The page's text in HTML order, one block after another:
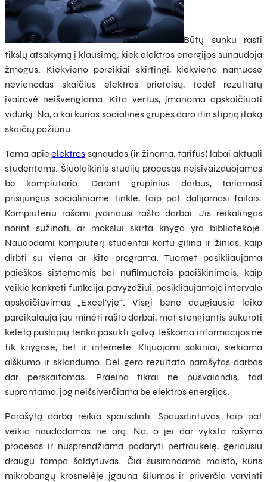
Būtų sunku rasti
tikslų atsakymą į klausimą, kiek elektros energijos sunaudoja
žmogus. Kiekvieno poreikiai skirtingi, kiekvieno namuose
nevienodas skaičius elektros prietaisų, todėl rezultatų
įvairovė neišvengiama. Kita vertus, įmanoma apskaičiuoti
vidurkį. Na, o kai kurios socialinės grupės daro itin stiprią įtaką
skaičių požiūriu.
Tema apieelektros sąnaudas (ir, žinoma, tarifus) labai aktuali
studentams. Šiuolaikinis studijų procesas neįsivaizduojamas
be kompiuterio. Darant grupinius darbus, tariamasi
prisijungus socialiniame tinkle, taip pat dalijamasi failais.
Kompiuteriu rašomi įvairiausi rašto darbai. Jis reikalingas
norint sužinoti, ar mokslui skirta knyga yra bibliotekoje.
Naudodami kompiuterį studentai kartu gilina ir žinias, kaip
dirbti su viena ar kita programa. Tuomet pasikliaujama
paieškos sistemomis bei nufilmuotais paaiškinimais, kaip
veikia konkreti funkcija, pavyzdžiui, pasikliaujamojo intervalo
apskaičiavimas „Excel‘yje“. Visgi bene daugiausia laiko
pareikalauja jau minėti rašto darbai, mat stengiantis sukurpti
keletą puslapių tenka pasukti galvą. Ieškoma informacijos ne
tik knygose, bet ir internete. Klijuojami sakiniai, siekiama
aiškumo ir sklandumo. Dėl gero rezultato parašytas darbas
dar perskaitomas. Praeina tikrai ne pusvalandis, tad
suprantama, jog neišsiverčiama be elektros energijos.
Parašytą darbą reikia spausdinti. Spausdintuvas taip pat
veikia naudodamas ne orą. Na, o jei dar vyksta rašymo
procesas ir nusprendžiama padaryti pertraukėlę, geriausiu
draugu tampa šaldytuvas. Čia susirandama maisto, kuris
mikrobangų krosnelėje įgauna šilumos ir priverčia varvinti